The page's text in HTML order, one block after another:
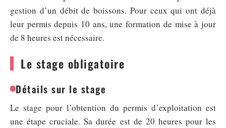
gestion d’un débit de boissons. Pour ceux qui ont déjà
leur permis depuis 10 ans, une formation de mise à jour
de 8 heures est nécessaire.
Le stage obligatoire
Détails sur le stage
Le stage pour l’obtention du permis d’exploitation est
une étape cruciale. Sa durée est de 20 heures pour les